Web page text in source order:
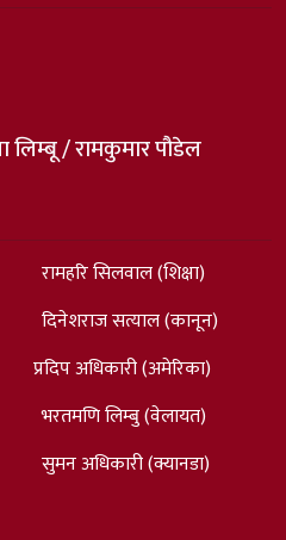
लिम्बू / रामकुमार पौडेल
रामहरि सिलवाल (शिक्षा)
दिनेशराज सत्याल (कानून)
प्रदिप अधिकारी (अमेरिका)
भरतमणि लिम्बु (वेलायत)
सुमन अधिकारी (क्यानडा)